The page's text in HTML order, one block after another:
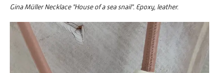
Gina Müller Necklace "House of a sea snail". Epoxy, leather.